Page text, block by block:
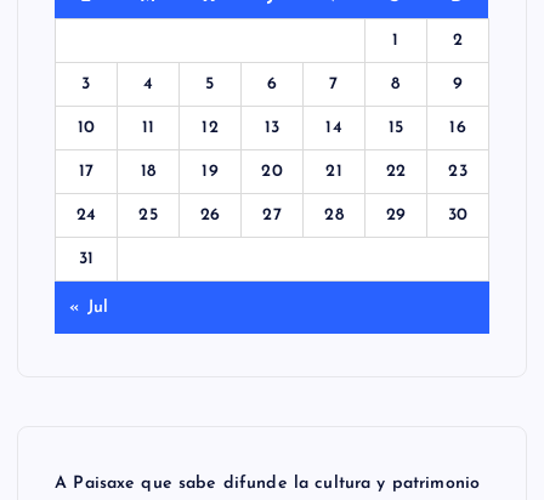
1 2
3 4 5 6 7 8 9
10 11 12 13 14 15 16
17 18 19 20 21 22 23
24 25 26 27 28 29 30
31
« Jul
A Paisaxe que sabe difunde la cultura y patrimonio